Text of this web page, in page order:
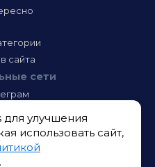
сайта
сети
Ток
ВК
улучшения
использовать сайт,
.